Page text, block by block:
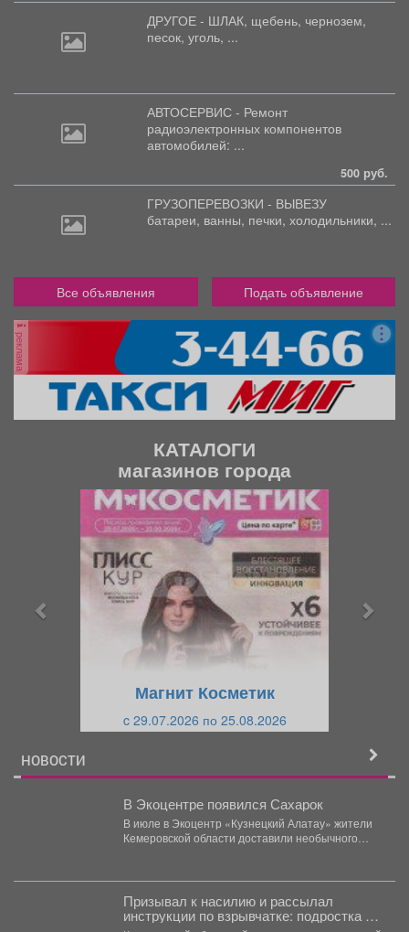
ДРУГОЕ - ШЛАК, щебень, чернозем,
песок, уголь, ...
АВТОСЕРВИС - Ремонт
радиоэлектронных компонентов
автомобилей: ...
500 руб.
ГРУЗОПЕРЕВОЗКИ - ВЫВЕЗУ
батареи, ванны, печки, холодильники, ...
Все объявления Подать объявление
реклама
КАТАЛОГИ
магазинов города
Магнит Косметик
c 29.07.2026 по 25.08.2026
НОВОСТИ
В Экоцентре появился Сахарок
В июле в Экоцентр «Кузнецкий Алатау» жители
Кемеровской области доставили необычного
Призывал к насилию и рассылал
инструкции по взрывчатке: подростка из